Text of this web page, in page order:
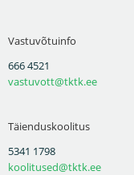
Vastuvõtuinfo
666 4521
vastuvott@tktk.ee
Täienduskoolitus
5341 1798
koolitused@tktk.ee